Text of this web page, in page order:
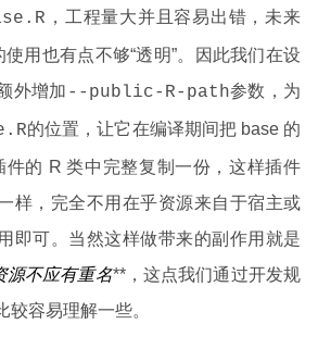
，工程量大并且容易出错，未来
用也有点不够“透明”。因此我们在设
外增加 --public-R-path参数，为
的位置，让它在编译期间把 base 的
件的 R 类中完整复制一份，这样插件
样，完全不用在乎资源来自于宿主或
即可。当然这样做带来的副作用就是
源不应有重名**，这点我们通过开发规
较容易理解一些。